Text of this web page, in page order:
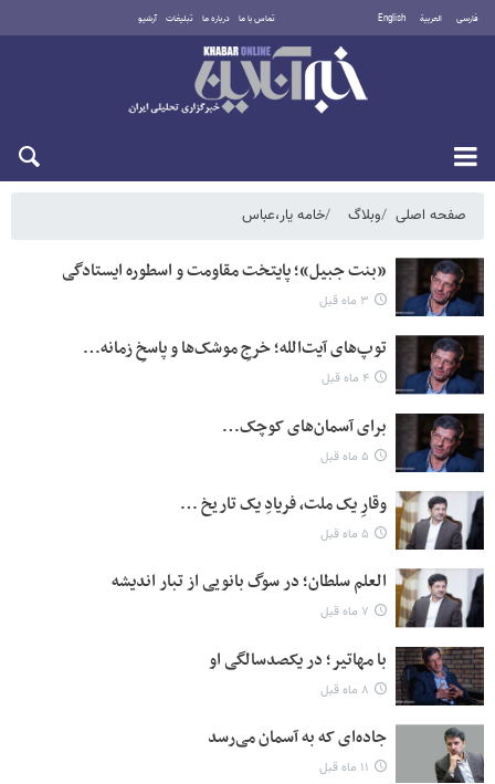
فارسی العربية English تماس با ما درباره ما تبلیغات آرشیو
شنبه ۱۷ مرداد ۱۴۰۵
صفحه اصلی وبلاگ خامه یار،عباس
«بنت جبیل»؛ پایتخت مقاومت و اسطوره‌ ایستادگی
۳ ماه قبل
توپ‌های آیت‌الله؛ خرجِ موشک‌ها و پاسخِ زمانه…
۴ ماه قبل
برای آسمان‌های کوچک…
۵ ماه قبل
وقارِ یک ملت، فریادِ یک تاریخ …
۵ ماه قبل
العلم سلطان؛ در سوگ بانویی از تبار اندیشه
۷ ماه قبل
با مهاتیر؛ در یکصدسالگی او
۸ ماه قبل
جاده‌ای که به آسمان می‌رسد
۱۱ ماه قبل